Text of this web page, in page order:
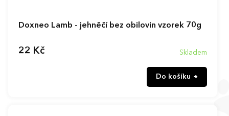
Doxneo Lamb - jehněčí bez obilovin vzorek 70g
Skladem
22 Kč
Do košíku